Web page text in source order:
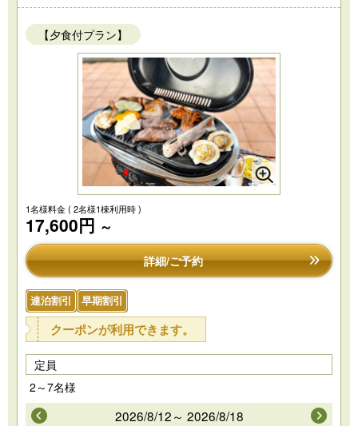
【夕食付プラン】
1名様料金( 2名様1棟利用時 )
17,600円 ～
詳細/ご予約
連泊割引 早期割引
クーポンが利用できます。
定員
2～7名様
2026/8/12～ 2026/8/18